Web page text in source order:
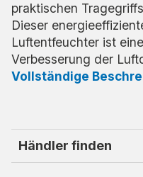
praktischen
Dieser
Luftentfeuchter ist
Verbesserung der
Vollständige
Händler finden